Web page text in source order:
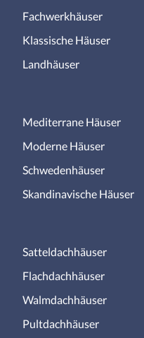
Fachwerkhäuser
Klassische Häuser
Landhäuser
Mediterrane Häuser
Moderne Häuser
Schwedenhäuser
Skandinavische Häuser
Satteldachhäuser
Flachdachhäuser
Walmdachhäuser
Pultdachhäuser